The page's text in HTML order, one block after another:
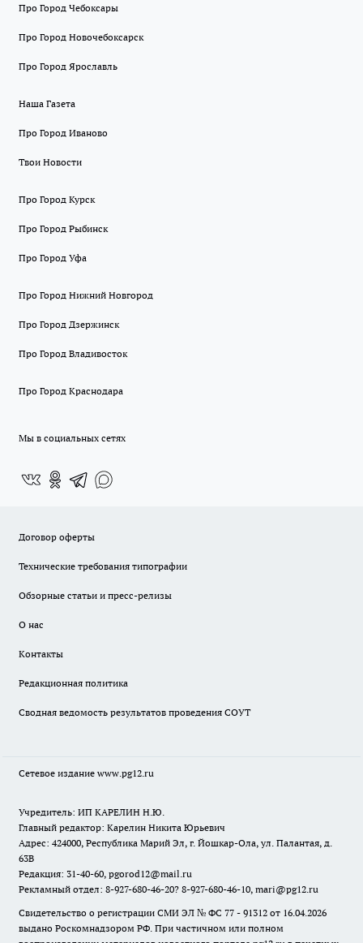
Про Город Чебоксары
Про Город Новочебоксарск
Про Город Ярославль
Наша Газета
Про Город Иваново
Твои Новости
Про Город Курск
Про Город Рыбинск
Про Город Уфа
Про Город Нижний Новгород
Про Город Дзержинск
Про Город Владивосток
Про Город Краснодара
Мы в социальных сетях
Договор оферты
Технические требования типографии
Обзорные статьи и пресс-релизы
О нас
Контакты
Редакционная политика
Сводная ведомость результатов проведения СОУТ
Сетевое издание www.pg12.ru
Учредитель: ИП КАРЕЛИН Н.Ю.
Главный редактор: Карелин Никита Юрьевич
Адрес: 424000, Республика Марий Эл, г. Йошкар-Ола, ул. Палантая, д.
63В
Редакция: 31-40-60, pgorod12@mail.ru
Рекламный отдел: 8-927-680-46-20? 8-927-680-46-10, mari@pg12.ru
Свидетельство о регистрации СМИ ЭЛ № ФС 77 - 91312 от 16.04.2026
выдано Роскомнадзором РФ. При частичном или полном